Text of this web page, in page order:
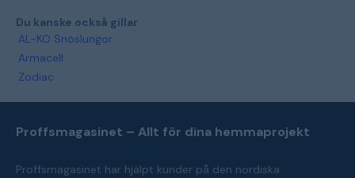
Du kanske också gillar
AL-KO Snöslungor
Armacell
Zodiac
Proffsmagasinet – Allt för dina hemmaprojekt
Proffsmagasinet har hjälpt kunder på den nordiska